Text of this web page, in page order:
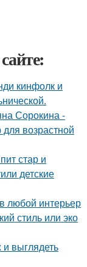
кинфолк и
Сорокина -
возрастной
стар и
детские
любой интерьер
стиль или эко
выглядеть